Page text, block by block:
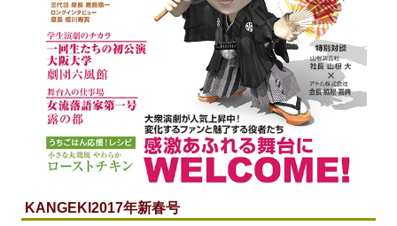
KANGEKI2017年新春号